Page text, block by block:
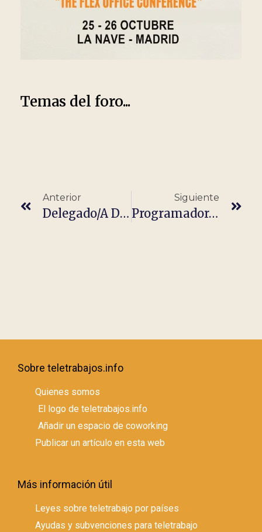
Temas del foro...
Anterior
Delegado/a De Ventas De Endoscopia Cataluña
Siguiente
Programador/A Senior Angular It · Barcelona · Remoto Híbrido (Aplicar En 3 Minutos)
Sobre teletrabajos.info
Quienes somos
El logo de teletrabajos.info
Añadir un espacio de coworking
Publicar un artículo en esta web
Más información útil
Leyes sobre teletrabajo por países
Ayudas y subvenciones para teletrabajo